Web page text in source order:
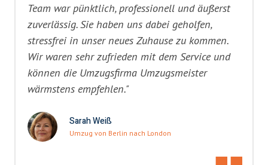
Team war pünktlich, professionell und äußerst
zuverlässig. Sie haben uns dabei geholfen,
stressfrei in unser neues Zuhause zu kommen.
Wir waren sehr zufrieden mit dem Service und
können die Umzugsfirma Umzugsmeister
wärmstens empfehlen."
Sarah Weiß
Umzug von Berlin nach London